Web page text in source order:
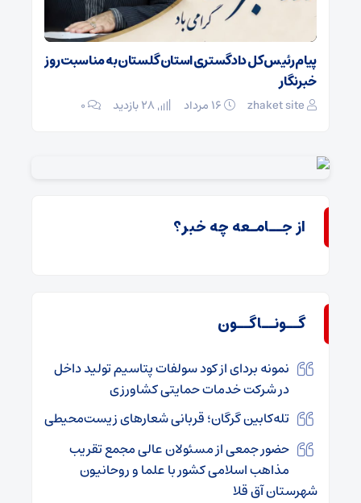
پیام رئیس کل دادگستری استان گلستان به مناسبت روز
خبرنگار
zhaket site ۰
از جــامـعه چه خبر؟
گــونــاگــون
نمونه بردای از کود سولفات پتاسیم تولید داخل
در شرکت خدمات حمایتی کشاورزی
تله‌کابین گرگان؛ قربانی شعارهای زیست‌محیطی
حضور جمعی از مسئولان عالی‌ مجمع تقریب
مذاهب اسلامی کشور با علما و روحانیون
شهرستان آق قلا